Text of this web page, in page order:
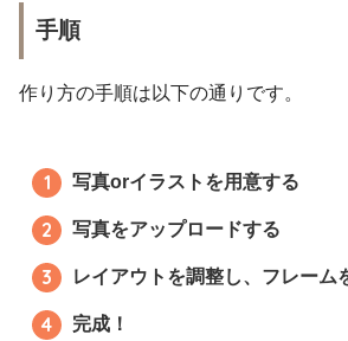
手順
作り方の手順は以下の通りです。
写真orイラストを用意する
写真をアップロードする
レイアウトを調整し、フレーム
完成！